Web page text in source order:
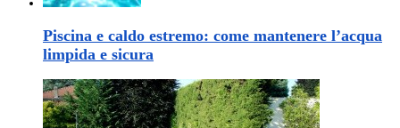
Piscina e caldo estremo: come mantenere l’acqua
limpida e sicura